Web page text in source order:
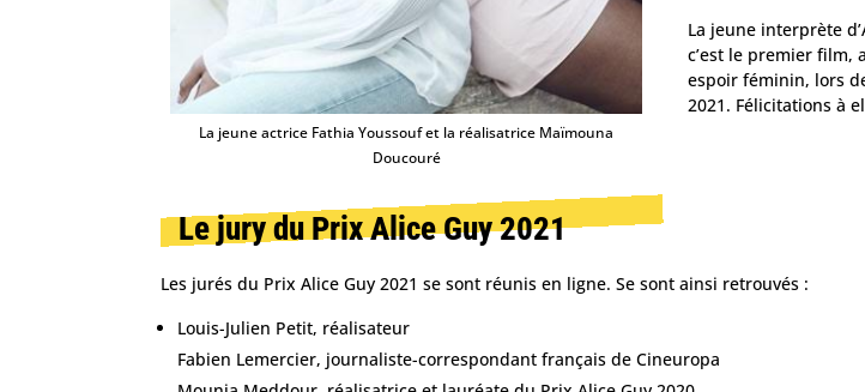
La jeune actrice Fathia Youssouf et la réalisatrice Maïmouna
Doucouré
La jeune interprète
c’est le premier film,
espoir féminin, lors
2021. Félicitations à
Le jury du Prix Alice Guy 2021
Les jurés du Prix Alice Guy 2021 se sont réunis en ligne. Se sont ainsi retrouvés :
Louis-Julien Petit, réalisateur
Fabien Lemercier, journaliste-correspondant français de Cineuropa